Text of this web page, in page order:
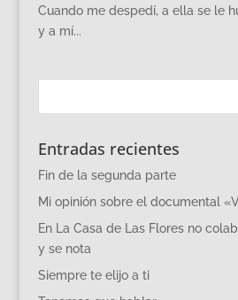
Cuando me despedí, a ella se le
y a mí...
Entradas recientes
Fin de la segunda parte
Mi opinión sobre el documental
En La Casa de Las Flores no
y se nota
Siempre te elijo a ti